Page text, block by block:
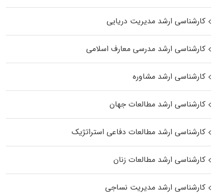
کارشناسی ارشد مدیریت دریایی
کارشناسی ارشد مدرسی معارف اسلامی
کارشناسی ارشد مشاوره
کارشناسی ارشد مطالعات جهان
کارشناسی ارشد مطالعات دفاعی استراتژیک
کارشناسی ارشد مطالعات زنان
کارشناسی ارشد مدیریت نساجی